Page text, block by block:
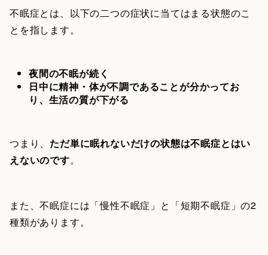
不眠症とは、以下の二つの症状に当てはまる状態のこ
とを指します。
夜間の不眠が続く
日中に精神・体が不調であることが分かってお
り、生活の質が下がる
つまり、 ただ単に眠れないだけの状態は不眠症とはい
えないのです。
また、不眠症には「慢性不眠症」と「短期不眠症」の2
種類があります。